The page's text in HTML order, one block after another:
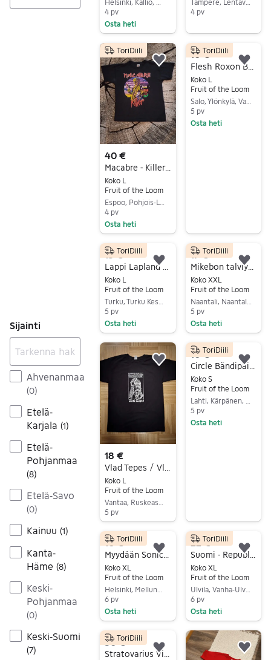
Sijainti
Ahvenanmaa
(0)
Etelä-
Karjala (1)
Etelä-
Pohjanmaa
(8)
Etelä-Savo
(0)
Kainuu (1)
Kanta-
Häme (8)
Keski-
Pohjanmaa
(0)
Keski-Suomi
(7)
4 pv
Osta heti
Tampere, Lentävänniemi, Pirkanmaa
4 pv
40 €
Macabre - Killer bändipaita
Koko L
Fruit of the Loom
4 pv
Osta heti
ToriDiili
Lisää suosikiksi.
10 €
Flesh Roxon Bändipaita, koko L
Koko L
Fruit of the Loom
Salo, Ylönkylä, Varsinais-Suomi
5 pv
Osta heti
ToriDiili
15 €
Lappi Lapland t-paita
Koko L
Fruit of the Loom
5 pv
Osta heti
ToriDiili
Lisää suosikiksi.
17 €
Mikebon talviyö tunturissa t-paita XXL
Koko XXL
Fruit of the Loom
5 pv
Osta heti
ToriDiili
18 €
Koko L
Fruit of the Loom
5 pv
Lisää suosikiksi.
10 €
Circle Bändipaita t-paita S musta
Koko S
Fruit of the Loom
5 pv
Osta heti
ToriDiili
10 €
Koko XL
Fruit of the Loom
6 pv
Osta heti
ToriDiili
Lisää suosikiksi.
22 €
Koko XL
Fruit of the Loom
Ulvila, Vanha-Ulvila, Satakunta
6 pv
Osta heti
ToriDiili
50 €ToriDiili
Lisää suosikiksi.